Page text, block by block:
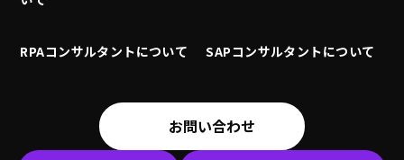
RPAコンサルタントについて SAPコンサルタントについて
お問い合わせ